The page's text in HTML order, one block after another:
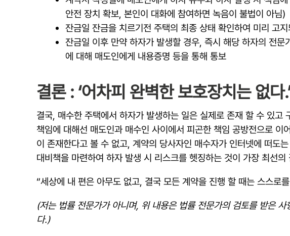
안전 장치 확보, 본인이 대화에 참여하면 녹음이 불법이 아님)
잔금일 잔금을 치르기전 주택의 최종 상태 확인하여 미리 고
잔금일 이후 만약 하자가 발생할 경우, 즉시 해당 하자의 전
에 대해 매도인에게 내용증명 등을 통해 통보
결론 : ‘어차피 완벽한 보호장치는 없다
결국, 매수한 주택에서 하자가 발생하는 일은 실제로 존재 할 수 있
책임에 대해선 매도인과 매수인 사이에서 피곤한 책임 공방전으로
이 존재한다고 볼 수 없고, 계약의 당사자인 매수자가 인터넷에 떠도
대비책을 마련하여 하자 발생 시 리스크를 헷징하는 것이 가장 최선의
“세상에 내 편은 아무도 없고, 결국 모든 계약을 진행 할 때는 스스로
(저는 법률 전문가가 아니며, 위 내용은 법률 전문가의 검토를 받은
다.)